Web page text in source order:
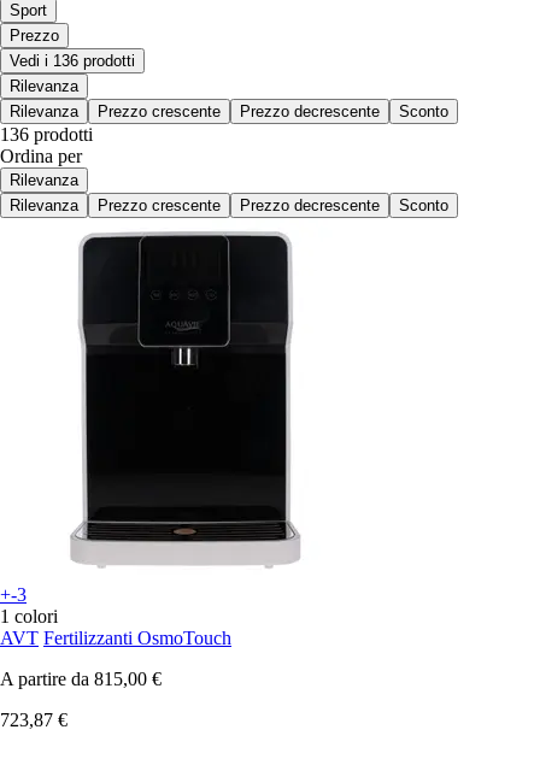
Sport
Prezzo
Vedi i 136 prodotti
Rilevanza
Rilevanza
Prezzo crescente Prezzo decrescente Sconto
136 prodotti
Ordina per
Rilevanza
Rilevanza
Prezzo crescente Prezzo decrescente Sconto
+-3
1 colori
AVT Fertilizzanti OsmoTouch
A partire da 815,00 €
723,87 €